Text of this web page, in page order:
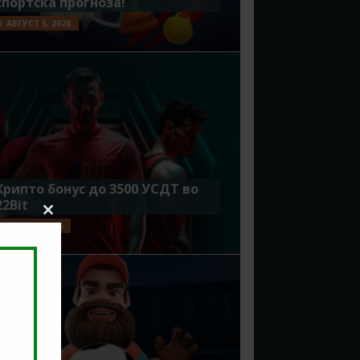
АВГУСТ 5, 2026
бонус до 3500 УСДТ во
ЈУЛИ 29, 2026
Close
this